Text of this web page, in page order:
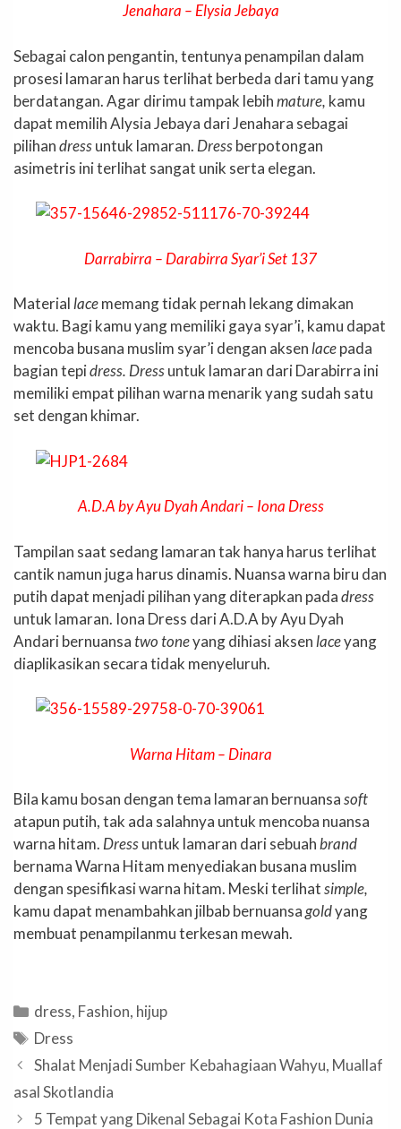
Jenahara – Elysia Jebaya
Sebagai calon pengantin, tentunya penampilan dalam
prosesi lamaran harus terlihat berbeda dari tamu yang
berdatangan. Agar dirimu tampak lebihmature, kamu
dapat memilih Alysia Jebaya dari Jenahara sebagai
pilihandressuntuk lamaran. Dressberpotongan
asimetris ini terlihat sangat unik serta elegan.
Darrabirra – Darabirra Syar’i Set 137
Material lacememang tidak pernah lekang dimakan
waktu. Bagi kamu yang memiliki gaya syar’i, kamu dapat
mencoba busana muslim syar’i dengan aksen lacepada
bagian tepidress. Dressuntuk lamaran dari Darabirra ini
memiliki empat pilihan warna menarik yang sudah satu
set dengan khimar.
A.D.A by Ayu Dyah Andari – Iona Dress
Tampilan saat sedang lamaran tak hanya harus terlihat
cantik namun juga harus dinamis. Nuansa warna biru dan
putih dapat menjadi pilihan yang diterapkan padadress
untuk lamaran. Iona Dress dari A.D.A by Ayu Dyah
Andari bernuansa two toneyang dihiasi aksen laceyang
diaplikasikan secara tidak menyeluruh.
Warna Hitam – Dinara
Bila kamu bosan dengan tema lamaran bernuansasoft
atapun putih, tak ada salahnya untuk mencoba nuansa
warna hitam. Dressuntuk lamaran dari sebuahbrand
bernama Warna Hitam menyediakan busana muslim
dengan spesifikasi warna hitam. Meski terlihatsimple,
kamu dapat menambahkan jilbab bernuansagoldyang
membuat penampilanmu terkesan mewah.
Categories
dress, Fashion, hijup
Tags
Dress
Shalat Menjadi Sumber Kebahagiaan Wahyu, Muallaf
asal Skotlandia
5 Tempat yang Dikenal Sebagai Kota Fashion Dunia